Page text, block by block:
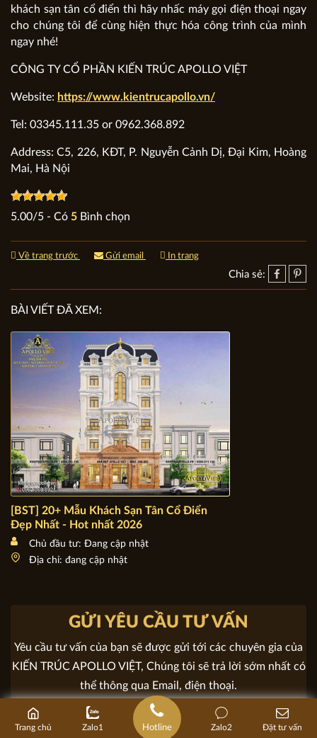
khách sạn tân cổ điển thì hãy nhấc máy gọi điện thoại ngay
cho chúng tôi để cùng hiện thực hóa công trình của mình
ngay nhé!
CÔNG TY CỔ PHẦN KIẾN TRÚC APOLLO VIỆT
Website: https://www.kientrucapollo.vn/
Tel: 03345.111.35 or 0962.368.892
Address: C5, 226, KĐT, P. Nguyễn Cảnh Dị, Đại Kim, Hoàng
Mai, Hà Nội
5.00/5 - Có 5 Bình chọn
Về trang trước Gửi email In trang
Chia sẻ:
BÀI VIẾT ĐÃ XEM:
[BST] 20+ Mẫu Khách Sạn Tân Cổ Điển Đẹp Nhất - Hot
Địa chỉ: đang cập nhật
GỬI YÊU CẦU TƯ VẤN
Yêu cầu tư vấn của bạn sẽ được gửi tới các chuyên gia của
KIẾN TRÚC APOLLO VIỆT, Chúng tôi sẽ trả lời sớm nhất có
Trang chủ Zalo1 Hotline Zalo2 Đặt tư vấn